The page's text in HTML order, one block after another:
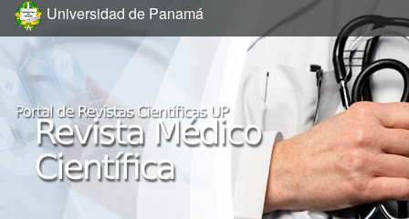
Ir al menú de navegación principal
Ir al contenido principal
Ir al pie de página del sitio
Universidad de Panamá